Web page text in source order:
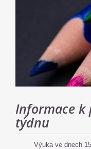
Informace k
týdnu
Výuka ve dnech